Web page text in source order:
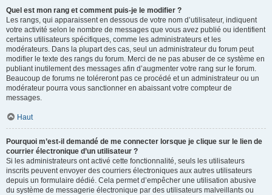
Quel est mon rang et comment puis-je le modifier ?
Les rangs, qui apparaissent en dessous de votre nom d’utilisateur, indiquent
votre activité selon le nombre de messages que vous avez publié ou identifient
certains utilisateurs spécifiques, comme les administrateurs et les
modérateurs. Dans la plupart des cas, seul un administrateur du forum peut
modifier le texte des rangs du forum. Merci de ne pas abuser de ce système en
publiant inutilement des messages afin d’augmenter votre rang sur le forum.
Beaucoup de forums ne toléreront pas ce procédé et un administrateur ou un
modérateur pourra vous sanctionner en abaissant votre compteur de
messages.
Haut
Pourquoi m’est-il demandé de me connecter lorsque je clique sur le lien de
courrier électronique d’un utilisateur ?
Si les administrateurs ont activé cette fonctionnalité, seuls les utilisateurs
inscrits peuvent envoyer des courriers électroniques aux autres utilisateurs
depuis un formulaire dédié. Cela permet d’empêcher une utilisation abusive
du système de messagerie électronique par des utilisateurs malveillants ou